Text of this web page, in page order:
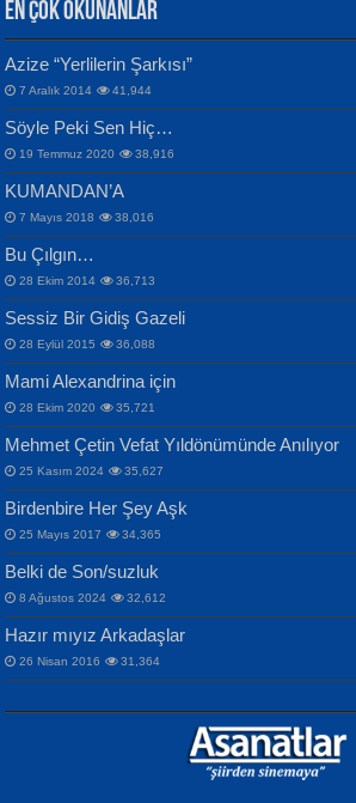
VAHDETTİN YİĞİTCAN
Samimiyet Nedir?...
İPEK ACAR SERT
Gazze’nin Şecaati, Ümmetin İmtihanı...
MAHMUT GÜRBÜZ
İbrahim Olmak ve Bitirebilmek...
NURAN KÖSE BAYDAR
Bülent Sağlam
Mescid-i Aksâ Üstüne Ay!...
Selahattin Yıldız
İdrakimle Üşürken...
Songül Özel
Mahzen...
Ben Deniz Değilim ki...
CAHİT SITKI TARANCI
Otuz Beş Yaş Şiiri...
ERDEM BAYAZIT
Sana, Bana, Vatanıma, Ülkemin
İnsanlarına Dair...
NAZIM HİKMET RAN
Bir Cezaevinde, Tecritteki Adamın
Mektupları...
EN ÇOK OKUNANLAR
Azize “Yerlilerin Şarkısı”
7 Aralık 2014 41,944
Söyle Peki Sen Hiç…
19 Temmuz 2020 38,916
KUMANDAN’A
7 Mayıs 2018 38,016
Bu Çılgın…
28 Ekim 2014 36,713
Sessiz Bir Gidiş Gazeli
28 Eylül 2015 36,088
Mami Alexandrina için
28 Ekim 2020 35,721
Mehmet Çetin Vefat Yıldönümünde Anılıyor
25 Kasım 2024 35,627
Birdenbire Her Şey Aşk
25 Mayıs 2017 34,365
Belki de Son/suzluk
8 Ağustos 2024 32,612
Hazır mıyız Arkadaşlar
26 Nisan 2016 31,364